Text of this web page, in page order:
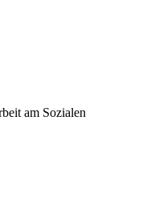
am Sozialen